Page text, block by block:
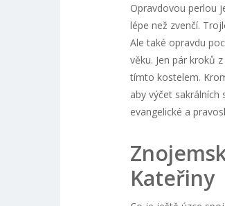
Opravdovou perlou
lépe než zvenčí.
Ale také opravdu
věku. Jen pár kroků
tímto kostelem.
aby výčet
evangelické a
Kateřiny